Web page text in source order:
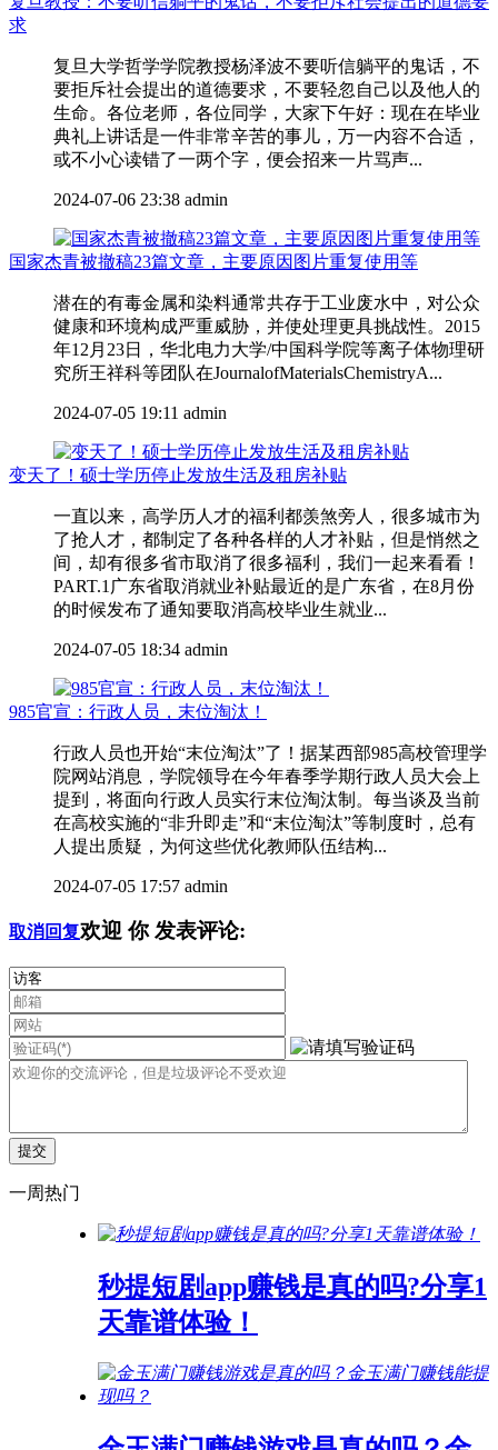
求
复旦大学哲学学院教授杨泽波不要听信躺平的鬼话，不
要拒斥社会提出的道德要求，不要轻忽自己以及他人的
生命。各位老师，各位同学，大家下午好：现在在毕业
典礼上讲话是一件非常辛苦的事儿，万一内容不合适，
或不小心读错了一两个字，便会招来一片骂声...
2024-07-06 23:38 admin
国家杰青被撤稿23篇文章，主要原因图片重复使用等
潜在的有毒金属和染料通常共存于工业废水中，对公众
健康和环境构成严重威胁，并使处理更具挑战性。2015
年12月23日，华北电力大学/中国科学院等离子体物理研
究所王祥科等团队在JournalofMaterialsChemistryA...
2024-07-05 19:11 admin
变天了！硕士学历停止发放生活及租房补贴
一直以来，高学历人才的福利都羡煞旁人，很多城市为
了抢人才，都制定了各种各样的人才补贴，但是悄然之
间，却有很多省市取消了很多福利，我们一起来看看！
PART.1广东省取消就业补贴最近的是广东省，在8月份
的时候发布了通知要取消高校毕业生就业...
2024-07-05 18:34 admin
985官宣：行政人员，末位淘汰！
行政人员也开始“末位淘汰”了！据某西部985高校管理学
院网站消息，学院领导在今年春季学期行政人员大会上
提到，将面向行政人员实行末位淘汰制。每当谈及当前
在高校实施的“非升即走”和“末位淘汰”等制度时，总有
人提出质疑，为何这些优化教师队伍结构...
2024-07-05 17:57 admin
取消回复欢迎 你发表评论:
一周热门
秒提短剧app赚钱是真的吗?分享1
天靠谱体验！